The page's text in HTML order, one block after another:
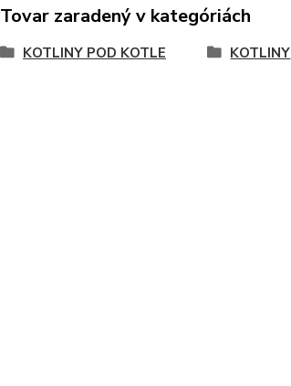
Tovar zaradený v kategóriách
KOTLINY POD KOTLE KOTLINY